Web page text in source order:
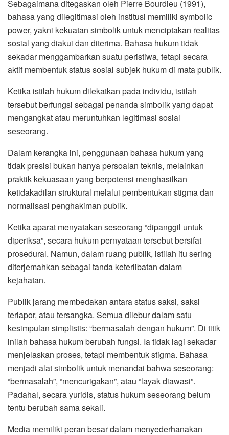
Sebagaimana ditegaskan oleh Pierre Bourdieu (1991),
bahasa yang dilegitimasi oleh institusi memiliki symbolic
power, yakni kekuatan simbolik untuk menciptakan realitas
sosial yang diakui dan diterima. Bahasa hukum tidak
sekadar menggambarkan suatu peristiwa, tetapi secara
aktif membentuk status sosial subjek hukum di mata publik.
Ketika istilah hukum dilekatkan pada individu, istilah
tersebut berfungsi sebagai penanda simbolik yang dapat
mengangkat atau meruntuhkan legitimasi sosial
seseorang.
Dalam kerangka ini, penggunaan bahasa hukum yang
tidak presisi bukan hanya persoalan teknis, melainkan
praktik kekuasaan yang berpotensi menghasilkan
ketidakadilan struktural melalui pembentukan stigma dan
normalisasi penghakiman publik.
Ketika aparat menyatakan seseorang “dipanggil untuk
diperiksa”, secara hukum pernyataan tersebut bersifat
prosedural. Namun, dalam ruang publik, istilah itu sering
diterjemahkan sebagai tanda keterlibatan dalam
kejahatan.
Publik jarang membedakan antara status saksi, saksi
terlapor, atau tersangka. Semua dilebur dalam satu
kesimpulan simplistis: “bermasalah dengan hukum”. Di titik
inilah bahasa hukum berubah fungsi. Ia tidak lagi sekadar
menjelaskan proses, tetapi membentuk stigma. Bahasa
menjadi alat simbolik untuk menandai bahwa seseorang:
“bermasalah”, “mencurigakan”, atau “layak diawasi”.
Padahal, secara yuridis, status hukum seseorang belum
tentu berubah sama sekali.
Media memiliki peran besar dalam menyederhanakan